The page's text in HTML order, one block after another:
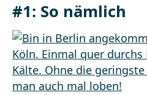
#1: So nämlich